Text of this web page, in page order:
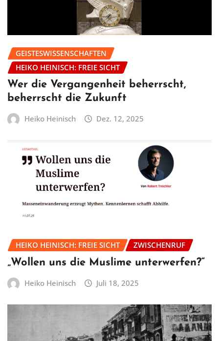
GEISTESWISSENSCHAFTEN
HEIKO HEINISCH: FREIE SICHT
Wer die Vergangenheit beherrscht,
beherrscht die Zukunft
Heiko Heinisch Dez. 12, 2025
HEIKO HEINISCH: FREIE SICHT ZWISCHENRUF
„Wollen uns die Muslime unterwerfen?“
Heiko Heinisch Juli 18, 2025